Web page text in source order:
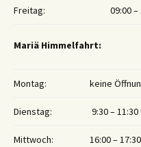
Freitag: 09:00 –
Mariä Himmelfahrt:
Montag: keine
Dienstag: 9:30 – 11:30
Mittwoch: 16:00 –